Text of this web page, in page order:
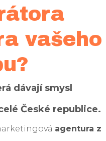
vašeho
dávají smysl
České republice.
agentura z